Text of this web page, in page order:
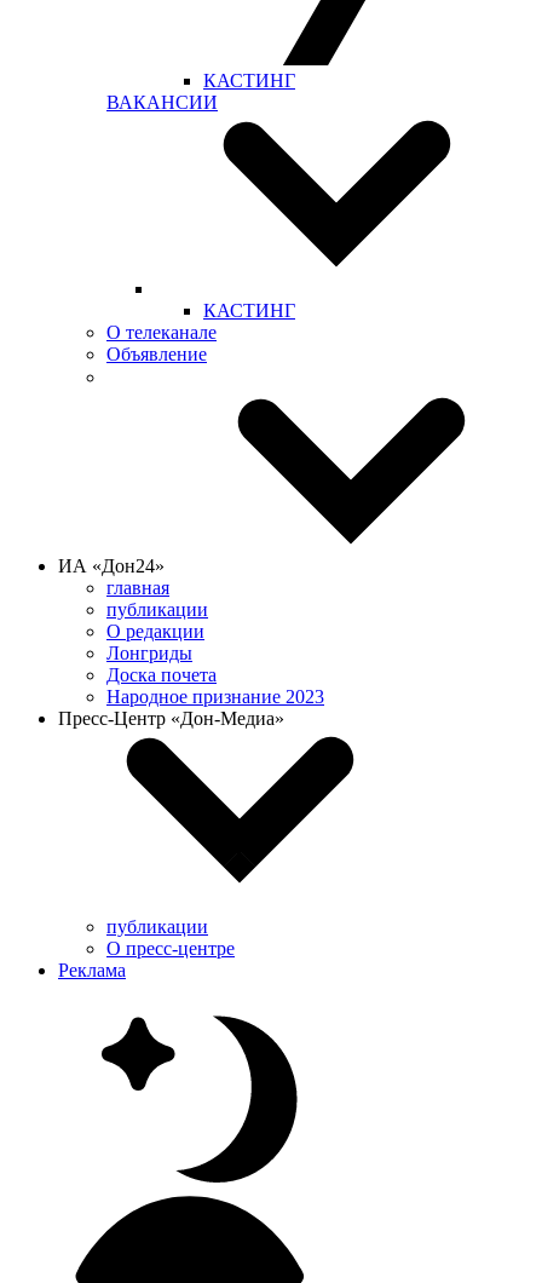
КАСТИНГ
ВАКАНСИИ
КАСТИНГ
О телеканале
Объявление
ИА «Дон24»
главная
публикации
О редакции
Лонгриды
Доска почета
Народное признание 2023
Пресс-Центр «Дон-Медиа»
публикации
О пресс-центре
Реклама